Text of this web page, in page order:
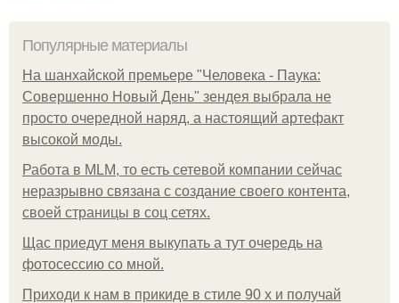
Популярные материалы
На шанхайской премьере "Человека - Паука:
Совершенно Новый День" зендея выбрала не
просто очередной наряд, а настоящий артефакт
высокой моды.
Работа в MLM, то есть сетевой компании сейчас
неразрывно связана с создание своего контента,
своей страницы в соц сетях.
Щас приедут меня выкупать а тут очередь на
фотосессию со мной.
Приходи к нам в прикиде в стиле 90 х и получай